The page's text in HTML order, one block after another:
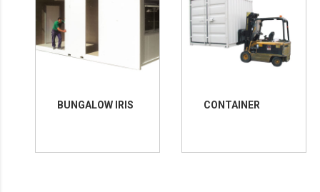
BUNGALOW IRIS CONTAINER